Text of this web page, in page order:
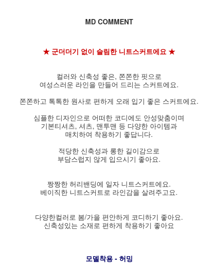
MD COMMENT
★ 군더더기 없이 슬림한 니트스커트에요 ★
컬러와 신축성 좋은, 쫀쫀한 핏으로
여성스러운 라인을 만들어 드리는 스커트에요.
쫀쫀하고 톡톡한 원사로 편하게 오래 입기 좋은 스커트에요.
심플한 디자인으로 어떠한 코디에도 안성맞춤이며
기본티셔츠, 셔츠, 맨투맨 등 다양한 아이템과
매치하여 착용하기 좋답니다.
적당한 신축성과 롱한 길이감으로
부담스럽지 않게 입으시기 좋아요.
짱짱한 허리밴딩에 일자 니트스커트에요.
베이직한 니트스커트로 라인감을 살려주고요.
다양한컬러로 봄/가을 편안하게 코디하기 좋아요.
신축성있는 소재로 편하게 착용하기 좋아요
모델착용 - 허밍